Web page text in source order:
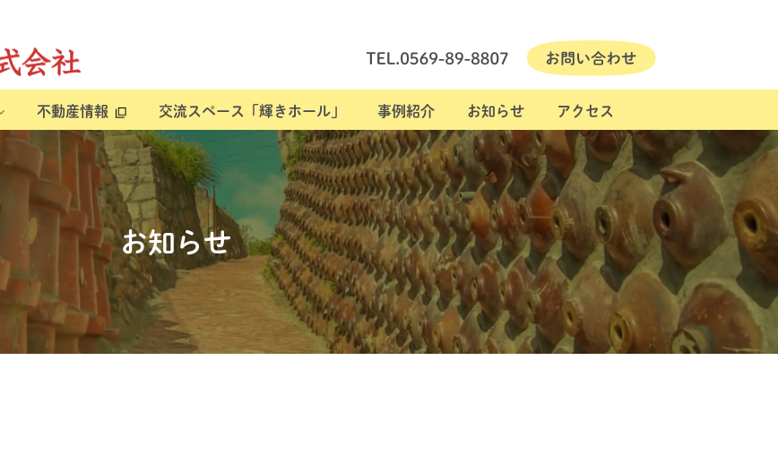
不動産情報 交流スペース「輝きホール」 事例紹介 お知らせ アクセス
お知らせ